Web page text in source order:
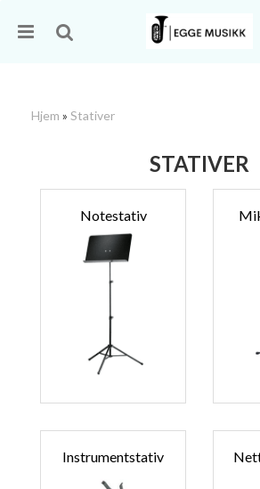
Hjem » Stativer
STATIVER
Notestativ
Instrumentstativ